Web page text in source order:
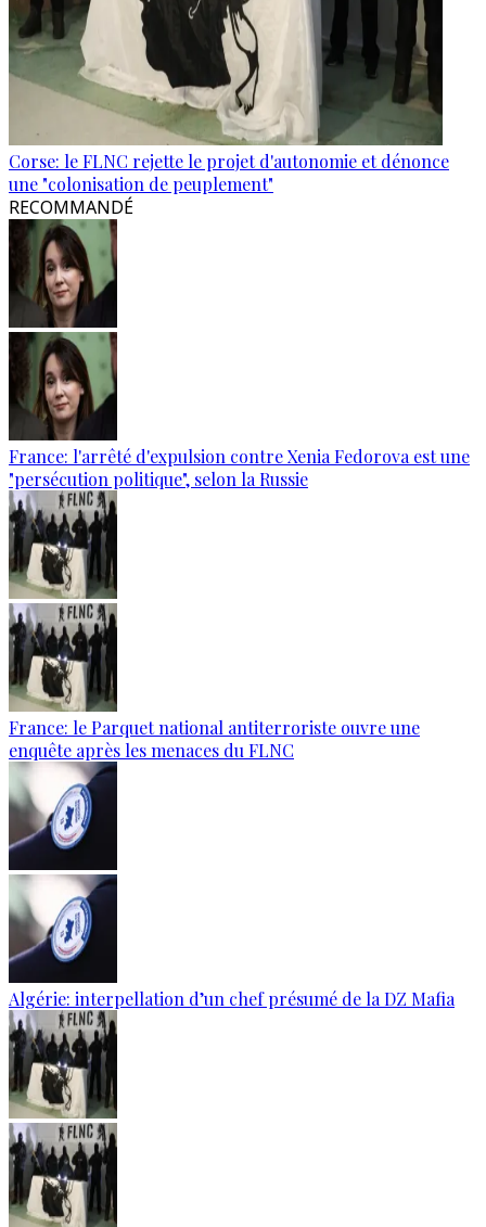
Corse: le FLNC rejette le projet d'autonomie et dénonce
une "colonisation de peuplement"
RECOMMANDÉ
France: l'arrêté d'expulsion contre Xenia Fedorova est une
"persécution politique", selon la Russie
France: le Parquet national antiterroriste ouvre une
enquête après les menaces du FLNC
Algérie: interpellation d’un chef présumé de la DZ Mafia